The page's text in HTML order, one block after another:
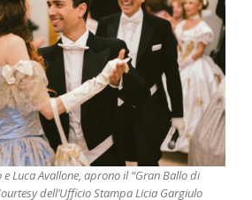
Luca Avallone, aprono il “Gran Ballo di
dell’Ufficio Stampa Licia Gargiulo